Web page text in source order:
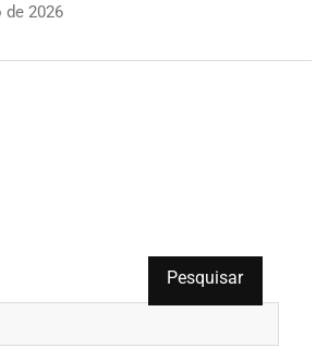
de 2026
Pesquisar